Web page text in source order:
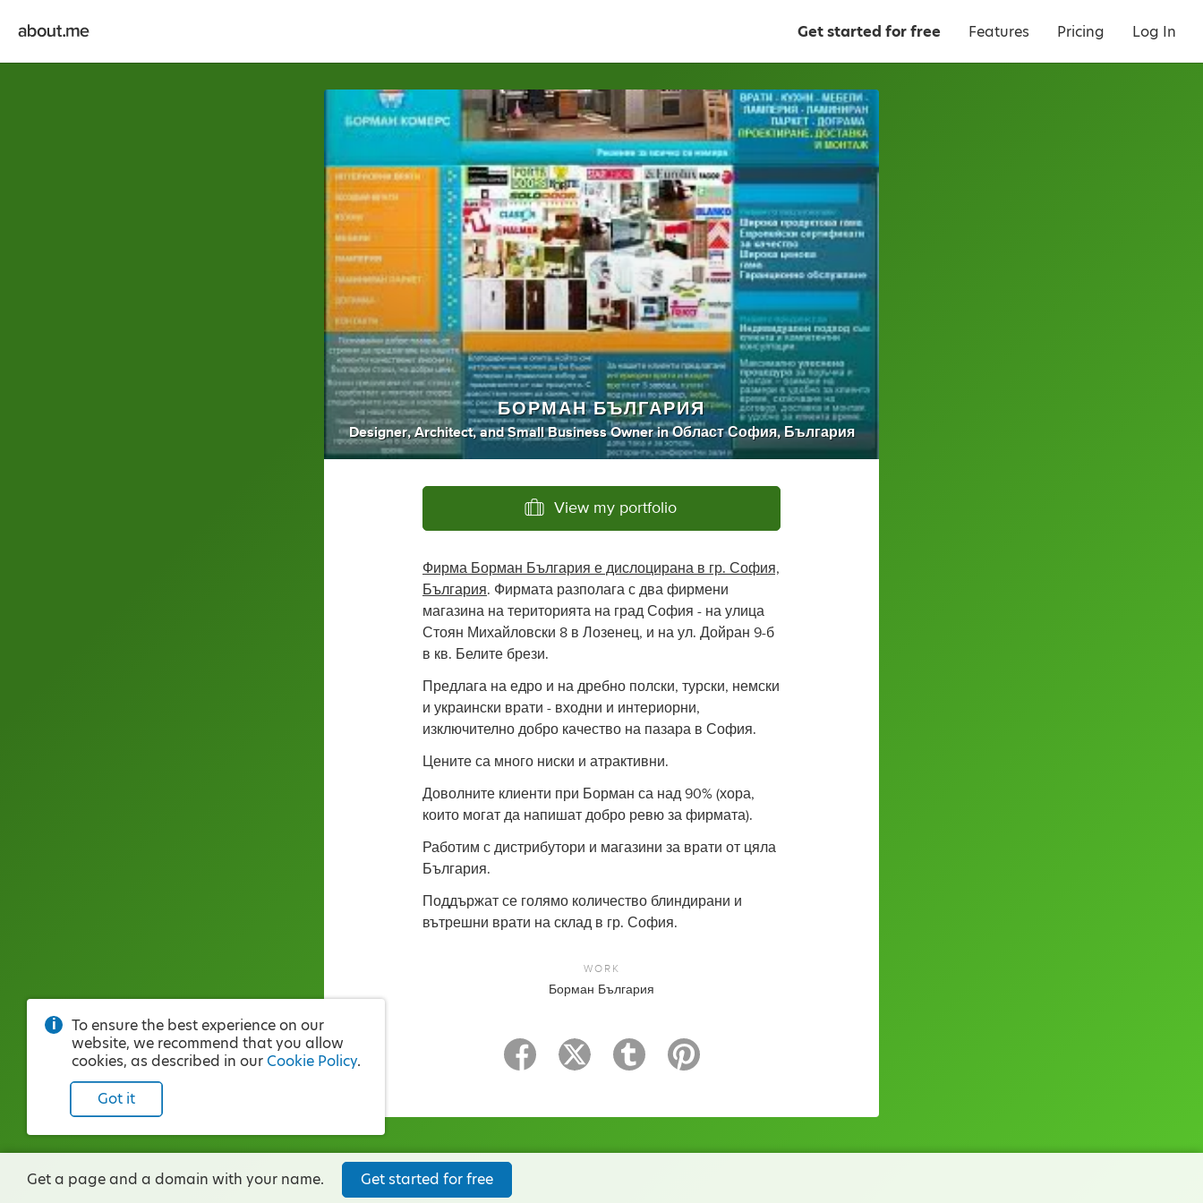
Get started for free Features Pricing Log In
БОРМАН БЪЛГАРИЯ
Designer, Architect, andSmall Business Owner inОбласт София, България
View my portfolio
Фирма Борман България е дислоцирана в гр. София,
България. Фирмата разполага с два фирмени
магазина на територията на град София - на улица
Стоян Михайловски 8 в Лозенец, и на ул. Дойран 9-б
в кв. Белите брези.
Предлага на едро и на дребно полски, турски, немски
и украински врати - входни и интериорни,
изключително добро качество на пазара в София.
Цените са много ниски и атрактивни.
Доволните клиенти при Борман са над 90% (хора,
които могат да напишат добро ревю за фирмата).
Работим с дистрибутори и магазини за врати от цяла
България.
Поддържат се голямо количество блиндирани и
вътрешни врати на склад в гр. София.
WORK
Борман България
To ensure the best experience on our
website, we recommend that you allow
cookies, as described in our Cookie Policy.
Got it
Get a page and a domain with your name. Get started for free